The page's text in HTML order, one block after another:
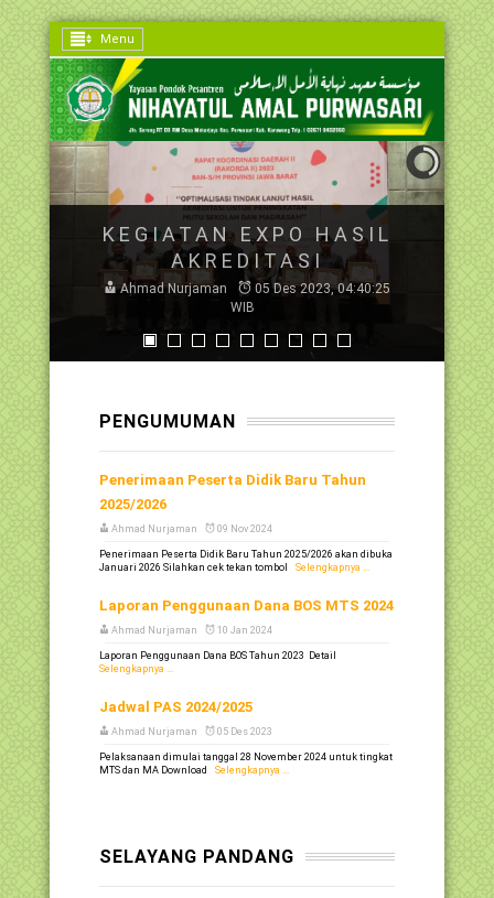
Menu
KEGIATAN EXPO HASIL
AKREDITASI
Ahmad Nurjaman
05 Des 2023, 04:40:25
WIB
PENGUMUMAN
Penerimaan Peserta Didik Baru Tahun
2025/2026
Ahmad Nurjaman 09 Nov 2024
Penerimaan Peserta Didik Baru Tahun 2025/2026 akan dibuka
Januari 2026 Silahkan cek tekan tombol
Selengkapnya ...
Laporan Penggunaan Dana BOS MTS 2024
Ahmad Nurjaman 10 Jan 2024
Laporan Penggunaan Dana BOS Tahun 2023 Detail
Selengkapnya ...
Jadwal PAS 2024/2025
Ahmad Nurjaman 05 Des 2023
Pelaksanaan dimulai tanggal 28 November 2024 untuk tingkat
MTS dan MA Download
Selengkapnya ...
SELAYANG PANDANG